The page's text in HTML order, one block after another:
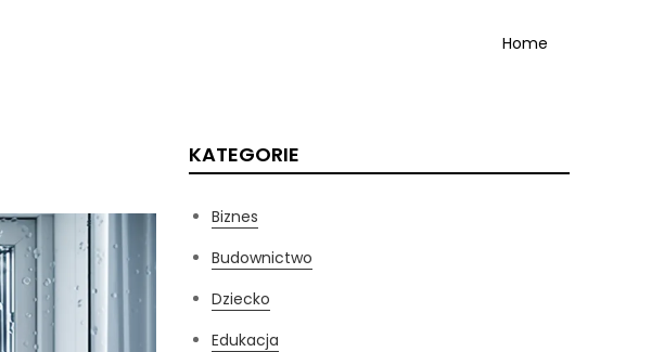
Home
KATEGORIE
Biznes
Budownictwo
Dziecko
Edukacja